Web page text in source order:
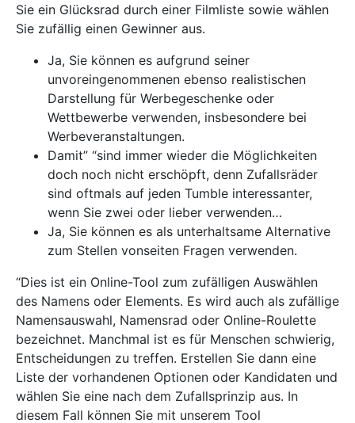
Sie ein Glücksrad durch einer Filmliste sowie wählen
Sie zufällig einen Gewinner aus.
Ja, Sie können es aufgrund seiner
unvoreingenommenen ebenso realistischen
Darstellung für Werbegeschenke oder
Wettbewerbe verwenden, insbesondere bei
Werbeveranstaltungen.
Damit” “sind immer wieder die Möglichkeiten
doch noch nicht erschöpft, denn Zufallsräder
sind oftmals auf jeden Tumble interessanter,
wenn Sie zwei oder lieber verwenden…
Ja, Sie können es als unterhaltsame Alternative
zum Stellen vonseiten Fragen verwenden.
“Dies ist ein Online-Tool zum zufälligen Auswählen
des Namens oder Elements. Es wird auch als zufällige
Namensauswahl, Namensrad oder Online-Roulette
bezeichnet. Manchmal ist es für Menschen schwierig,
Entscheidungen zu treffen. Erstellen Sie dann eine
Liste der vorhandenen Optionen oder Kandidaten und
wählen Sie eine nach dem Zufallsprinzip aus. In
diesem Fall können Sie mit unserem Tool